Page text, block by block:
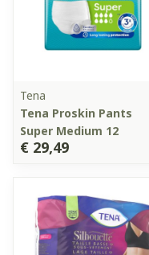
Tena
Tena Proskin Pants
Super Medium 12
€ 29,49